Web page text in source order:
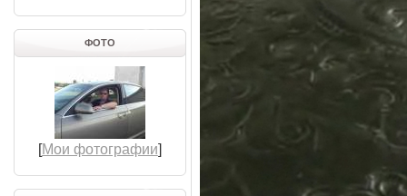
ФОТО
[Мои фотографии]